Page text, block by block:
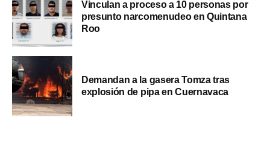
Vinculan a proceso a 10 personas por
presunto narcomenudeo en Quintana
Roo
Demandan a la gasera Tomza tras
explosión de pipa en Cuernavaca